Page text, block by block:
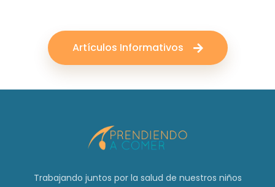
Artículos Informativos
Trabajando juntos por la salud de nuestros niños